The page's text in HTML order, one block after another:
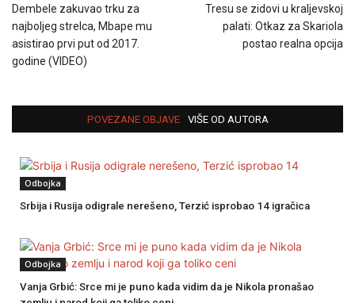
Dembele zakuvao trku za
najboljeg strelca, Mbape mu
asistirao prvi put od 2017.
godine (VIDEO)
Tresu se zidovi u kraljevskoj
palati: Otkaz za Skariola
postao realna opcija
POVEZANE OBJAVE VIŠE OD AUTORA
Odbojka
Srbija i Rusija odigrale nerešeno, Terzić isprobao 14 igračica
Odbojka
Vanja Grbić: Srce mi je puno kada vidim da je Nikola pronašao